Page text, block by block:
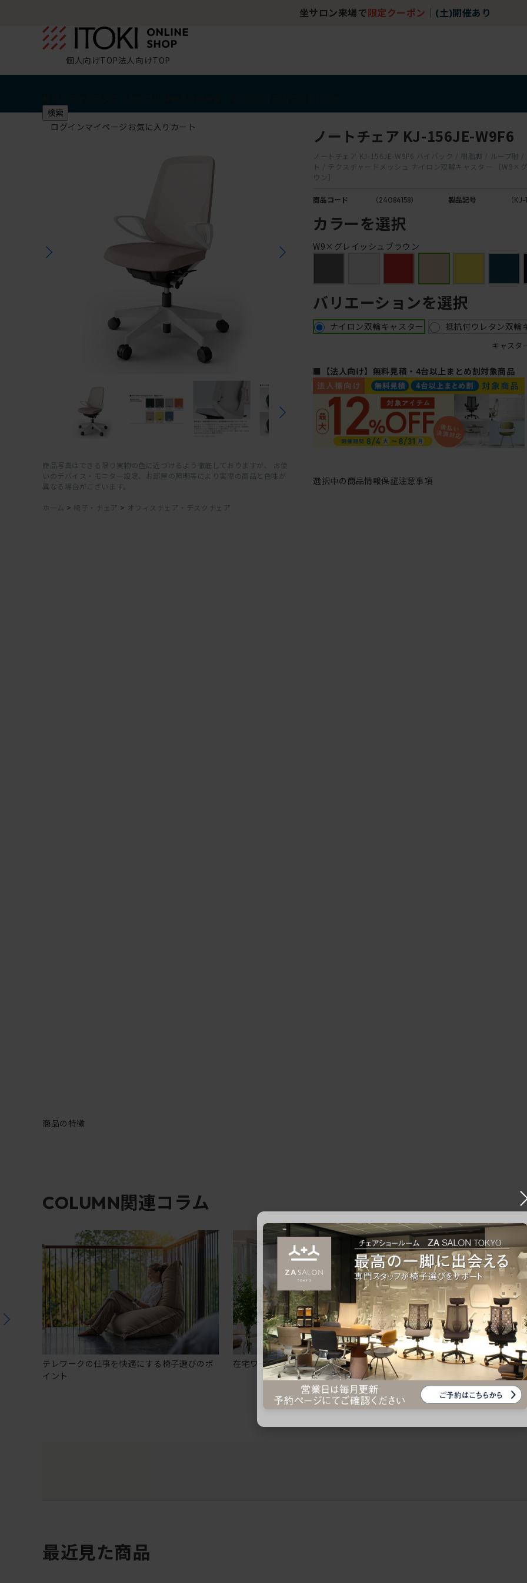
坐サロン来場で 限定クーポン (土)開催あり
個人向けTOP法人向けTOP
検索
ログインマイページ お気に入り カート
商品写真はできる限り実物の色に近づけるよう徹底しておりますが、 お使
いのデバイス・モニター設定、お部屋の照明等により実際の商品と色味が
異なる場合がございます。
ホーム > 椅子・チェア > オフィスチェア・デスクチェア
ノートチェア KJ-156JE-W9F6
ノートチェア KJ-156JE-W9F6 ハイバック / 樹脂脚 / ループ肘
ト / テクスチャードメッシュ ナイロン双輪キャスター ［W9×
ウン］
商品コード （24084158） 製品記号 （
カラーを選択
W9×グレイッシュブラウン
バリエーションを選択
ナイロン双輪キャスター 抵抗付ウレタン双輪
キャスタ
■【法人向け】無料見積・4台以上まとめ割対象商品
選択中の商品情報保証注意事項
商品の特徴
COLUMN関連コラム
テレワークの仕事を快適にする椅子選びのポ
イント
在宅ワークにおすすめのオフィスチェア5選
椅子に座っているのに疲
疲れにくいチェアの選び方
最近見た商品